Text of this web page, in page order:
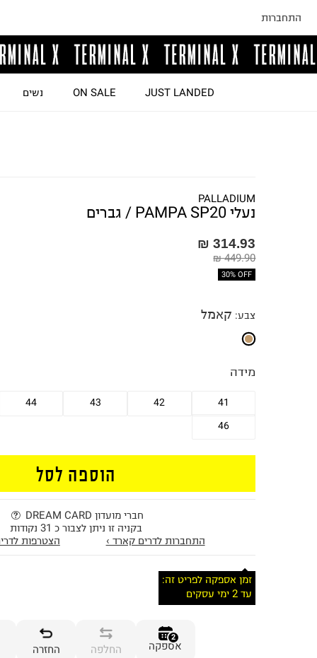
התחברות
JUST LANDED
ON SALE נשים
PALLADIUM
נעלי PAMPA SP20 / גברים
314.93 ₪
449.90 ₪
30% OFF
צבע: קאמל
מידה
41
42
43
44
46
הוספה לסל
חברי מועדון DREAM CARD
בקניה זו ניתן לצבור כ 31 נקודות
התחברות לדרים קארד ›
הצטרפות
זמן אספקה לפריט זה:
עד 2 ימי עסקים
2
אספקה החלפה החזרה